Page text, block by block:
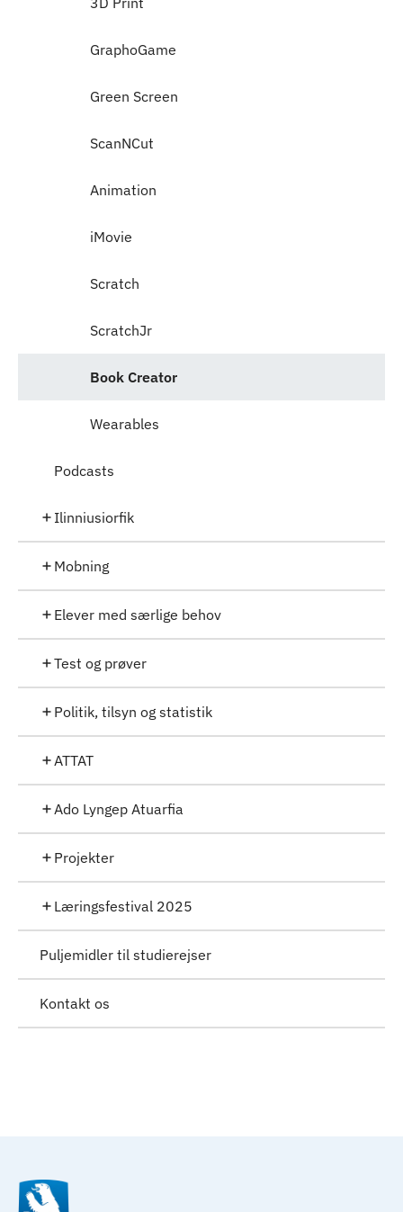
GraphoGame
Green Screen
ScanNCut
Animation
iMovie
Scratch
ScratchJr
Book Creator
Wearables
Podcasts
Ilinniusiorfik
Mobning
Elever med særlige behov
Test og prøver
Politik, tilsyn og statistik
ATTAT
Ado Lyngep Atuarfia
Projekter
Læringsfestival 2025
Puljemidler til studierejser
Kontakt os